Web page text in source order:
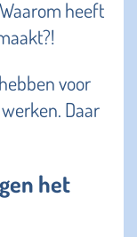
heeft
voor
Daar
het